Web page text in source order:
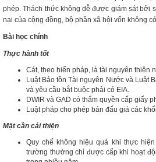
phép. Thách thức không dễ được giám sát bởi
nại của cộng đồng, bộ phần xã hội vốn không
Bài học chính
Thực hành tốt
Cát, theo hiến pháp, là tài nguyên thiên
Luật Bảo tồn Tài nguyên Nước và Luật
và yêu cầu bắt buộc phải có EIA.
DWIR và GAD có thẩm quyền cấp giấy
Luật pháp cho phép bán đấu giá các
Mặt cần cải thiện
Quy chế không hiệu quả khi thực
trường thường chỉ được cấp khi hoạt